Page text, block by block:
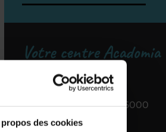
des cookies
Votre centre Acadomia
référent
27 PL Gambetta, 36000
Châteauroux